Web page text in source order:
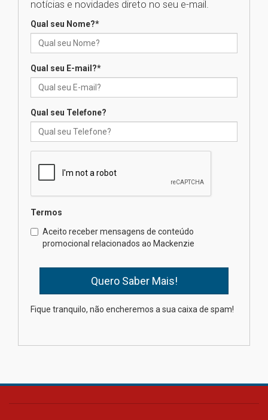
realizará nova edição da Feira
das novas tecnologias em
calouros do segundo semestre
04.08.2026
Brasília prepara seus
estudantes para o PAS antes
mesmo do Ensino Médio
na educação dos filhos além da
notícias e novidades direto no seu e-mail.
Qual seu Nome?*
Qual seu E-mail?*
Qual seu Telefone?
Termos
Aceito receber mensagens de conteúdo
promocional relacionados ao Mackenzie
Fique tranquilo, não encheremos a sua caixa de spam!